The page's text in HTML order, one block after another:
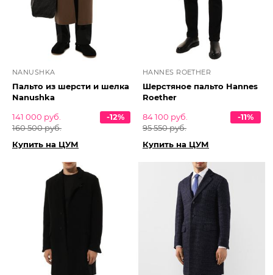
NANUSHKA
Пальто из шерсти и шелка
Nanushka
141 000 руб.
160 500 руб.
-12%
Купить на ЦУМ
HANNES ROETHER
Шерстяное пальто Hannes
Roether
84 100 руб.
95 550 руб.
-11%
Купить на ЦУМ